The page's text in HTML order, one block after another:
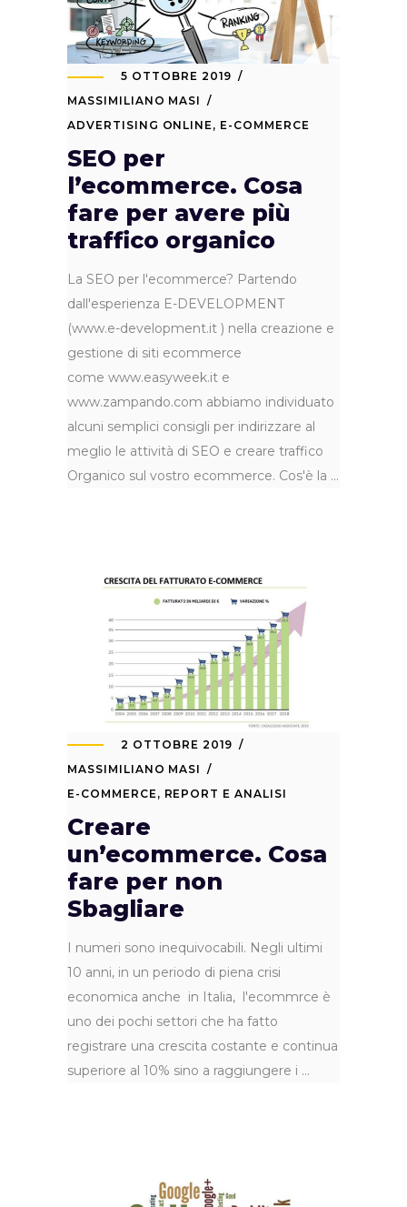
5 OTTOBRE 2019
MASSIMILIANO MASI
ADVERTISING ONLINE, E-COMMERCE
SEO per
l’ecommerce. Cosa
fare per avere più
traffico organico
La SEO per l'ecommerce? Partendo
dall'esperienza E-DEVELOPMENT
(www.e-development.it ) nella creazione e
gestione di siti ecommerce
come www.easyweek.it e
www.zampando.com abbiamo individuato
alcuni semplici consigli per indirizzare al
meglio le attività di SEO e creare traffico
Organico sul vostro ecommerce. Cos'è la
2 OTTOBRE 2019
MASSIMILIANO MASI
E-COMMERCE , REPORT E ANALISI
Creare
un’ecommerce. Cosa
fare per non
Sbagliare
I numeri sono inequivocabili. Negli ultimi
10 anni, in un periodo di piena crisi
economica anche in Italia, l'ecommrce è
uno dei pochi settori che ha fatto
registrare una crescita costante e continua
superiore al 10% sino a raggiungere i